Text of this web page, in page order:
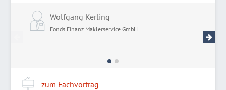
Wolfgang Kerling
Fonds Finanz Maklerservice GmbH
zum Fachvortrag